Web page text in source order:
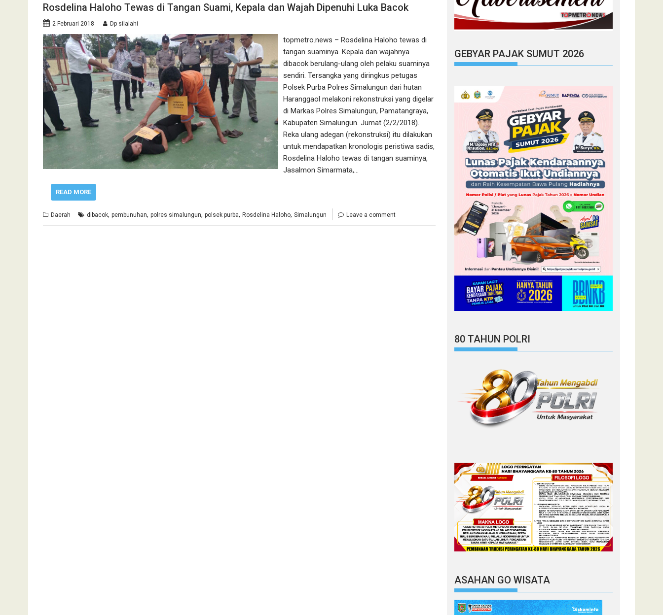
Rosdelina Haloho Tewas di Tangan Suami, Kepala dan Wajah Dipenuhi Luka Bacok
2 Februari 2018 Dp silalahi
topmetro.news – Rosdelina Haloho tewas di
tangan suaminya. Kepala dan wajahnya
dibacok berulang-ulang oleh pelaku suaminya
sendiri. Tersangka yang diringkus petugas
Polsek Purba Polres Simalungun dari hutan
Haranggaol melakoni rekonstruksi yang digelar
di Markas Polres Simalungun, Pamatangraya,
Kabupaten Simalungun. Jumat (2/2/2018).
Reka ulang adegan (rekonstruksi) itu dilakukan
untuk mendapatkan kronologis peristiwa sadis,
Rosdelina Haloho tewas di tangan suaminya,
Jasalmon Simarmata,…
READ MORE
Daerah dibacok, pembunuhan, polres simalungun, polsek purba, Rosdelina Haloho, Simalungun Leave a comment
GEBYAR PAJAK SUMUT 2026
80 TAHUN POLRI
ASAHAN GO WISATA